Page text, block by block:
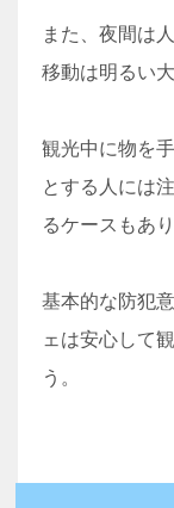
また、夜間は
移動は明るい
観光中に物を
とする人には
るケースもあり
基本的な防犯
ェは安心して
う。